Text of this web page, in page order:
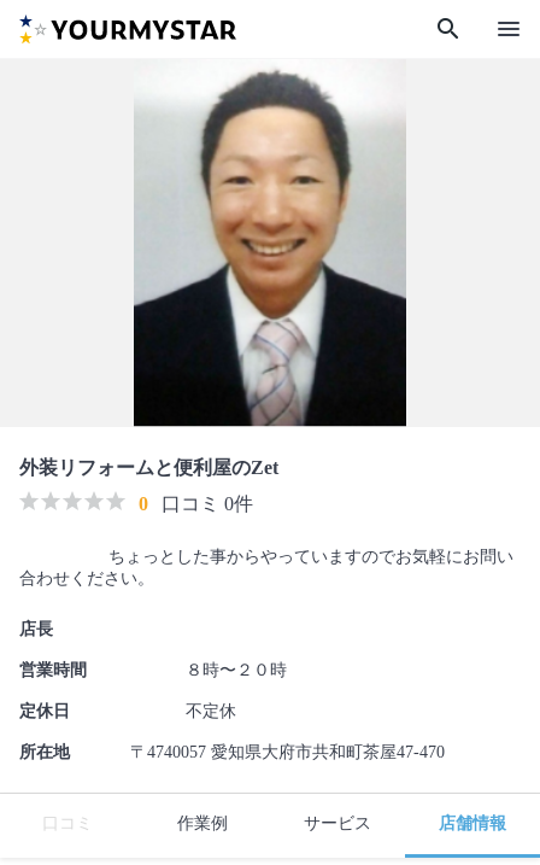
search menu
外装リフォームと便利屋のZet
0
口コミ 0件
ちょっとした事からやっていますのでお気軽にお問い
合わせください。
店長
営業時間 ８時〜２０時
定休日 不定休
所在地 〒4740057 愛知県大府市共和町茶屋47-470
口コミ 作業例 サービス 店舗情報